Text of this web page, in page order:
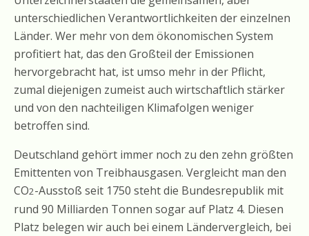
unterschiedlichen Verantwortlichkeiten der einzelnen
Länder. Wer mehr von dem ökonomischen System
profitiert hat, das den Großteil der Emissionen
hervorgebracht hat, ist umso mehr in der Pflicht,
zumal diejenigen zumeist auch wirtschaftlich stärker
und von den nachteiligen Klimafolgen weniger
betroffen sind.
Deutschland gehört immer noch zu den zehn größten
Emittenten von Treibhausgasen. Vergleicht man den
CO2-Ausstoß seit 1750 steht die Bundesrepublik mit
rund 90 Milliarden Tonnen sogar auf Platz 4. Diesen
Platz belegen wir auch bei einem Ländervergleich, bei